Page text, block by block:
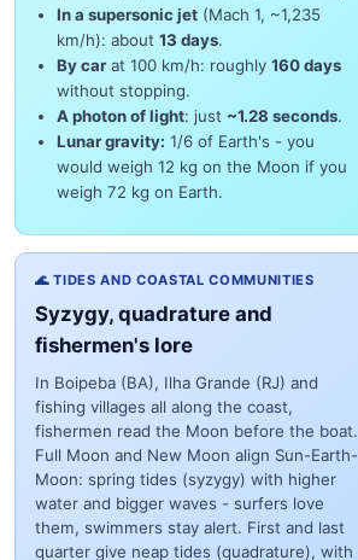
In a supersonic jet (Mach 1, ~1,235
km/h): about 13 days.
By carat 100 km/h: roughly 160 days
without stopping.
A photon of light: just ~1.28 seconds.
Lunar gravity: 1/6 of Earth's - you
would weigh 12 kg on the Moon if you
weigh 72 kg on Earth.
🌊 TIDES AND COASTAL COMMUNITIES
Syzygy, quadrature and
fishermen's lore
In Boipeba (BA), Ilha Grande (RJ) and
fishing villages all along the coast,
fishermen read the Moon before the boat.
Full Moon and New Moon align Sun-Earth-
Moon: spring tides (syzygy) with higher
water and bigger waves - surfers love
them, swimmers stay alert. First and last
quarter give neap tides (quadrature), with